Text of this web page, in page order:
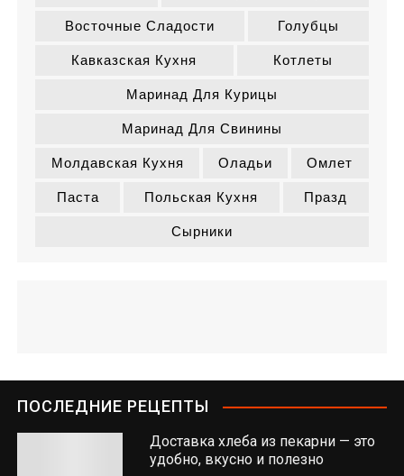
Восточные Сладости Голубцы
Кавказская Кухня Котлеты
Маринад Для Курицы
Маринад Для Свинины
Молдавская Кухня Оладьи Омлет
Паста Польская Кухня Празд
Сырники
ПОСЛЕДНИЕ РЕЦЕПТЫ
Доставка хлеба из пекарни — это
удобно, вкусно и полезно